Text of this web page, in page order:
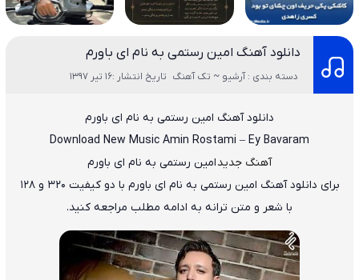
دانلود آهنگ امین رستمی به نام ای باورم
دسته بندی : آرشیو ~ تک آهنگ تاریخ انتشار :16 تیر 1397
دانلود آهنگ امین رستمی به نام ای باورم
Download New Music Amin Rostami – Ey Bavaram
آهنگ جدیدامین رستمی به نام ای باورم
برای دانلود آهنگ امین رستمی به نام ای باورم
با دو کیفیت ۳۲۰ و ۱۲۸
با شعر و متن ترانه به ادامه مطلب مراجعه کنید.